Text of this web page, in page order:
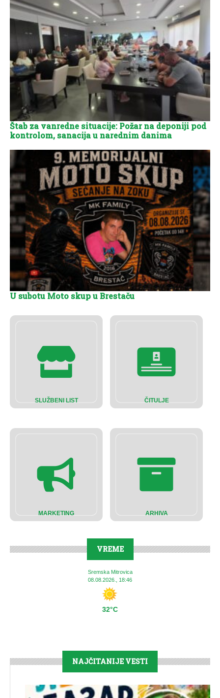
SLUŽBENI LIST ČITULJE
MARKETING ARHIVA
VREME
Sremska Mitrovica
08.08.2026., 18:46
32°C
Štab za vanredne situacije: Požar na deponiji pod
kontrolom, sanacija u narednim danima
U subotu Moto skup u Brestaču
NAJČITANIJE VESTI